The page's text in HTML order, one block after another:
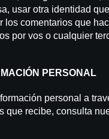
usar otra identidad
los comentarios que
por vos o cualquier
PERSONAL
personal a
que recibe, consulta